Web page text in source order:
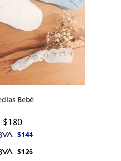
Bebé
$180
$144
$126